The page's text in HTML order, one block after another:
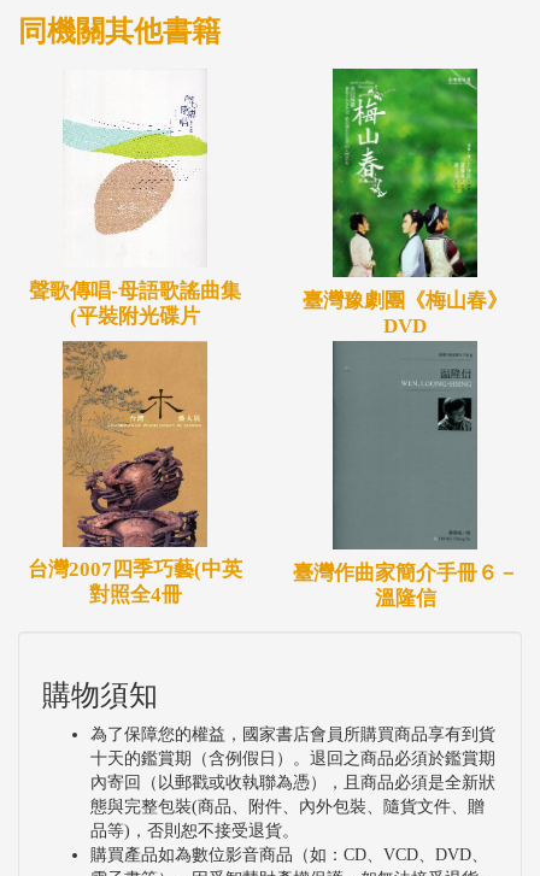
同機關其他書籍
聲歌傳唱-母語歌謠曲集
(平裝附光碟片
臺灣豫劇團《梅山春》
DVD
台灣2007四季巧藝(中英
對照全4冊
臺灣作曲家簡介手冊６－
溫隆信
購物須知
為了保障您的權益，國家書店會員所購買商品享有到貨
十天的鑑賞期（含例假日）。退回之商品必須於鑑賞期
內寄回（以郵戳或收執聯為憑），且商品必須是全新狀
態與完整包裝(商品、附件、內外包裝、隨貨文件、贈
品等)，否則恕不接受退貨。
購買產品如為數位影音商品（如：CD、VCD、DVD、